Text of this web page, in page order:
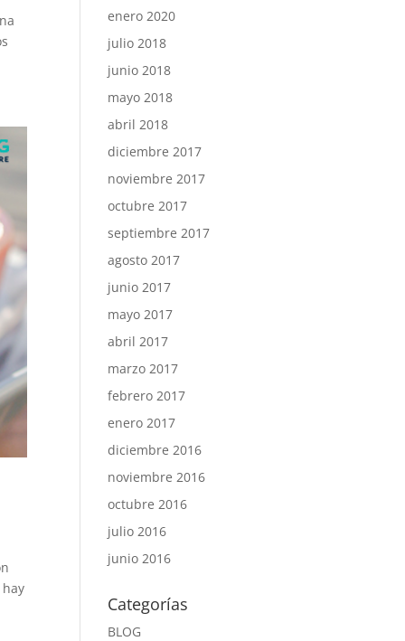
enero 2020
julio 2018
junio 2018
mayo 2018
abril 2018
diciembre 2017
noviembre 2017
octubre 2017
septiembre 2017
agosto 2017
junio 2017
mayo 2017
abril 2017
marzo 2017
febrero 2017
enero 2017
diciembre 2016
noviembre 2016
octubre 2016
julio 2016
junio 2016
Categorías
BLOG